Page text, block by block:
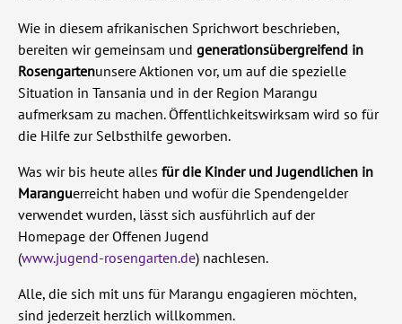
Wie in diesem afrikanischen Sprichwort beschrieben,
bereiten wir gemeinsam und generationsübergreifend in
Rosengartenunsere Aktionen vor, um auf die spezielle
Situation in Tansania und in der Region Marangu
aufmerksam zu machen. Öffentlichkeitswirksam wird so für
die Hilfe zur Selbsthilfe geworben.
Was wir bis heute alles für die Kinder und Jugendlichen in
Maranguerreicht haben und wofür die Spendengelder
verwendet wurden, lässt sich ausführlich auf der
Homepage der Offenen Jugend
(www.jugend-rosengarten.de) nachlesen.
Alle, die sich mit uns für Marangu engagieren möchten,
sind jederzeit herzlich willkommen.